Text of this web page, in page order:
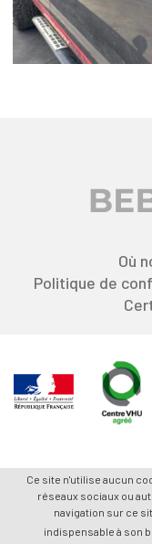
Où
Politique de
Ce site n'utilise aucun
réseaux sociaux ou
navigation sur ce
indispensable à son